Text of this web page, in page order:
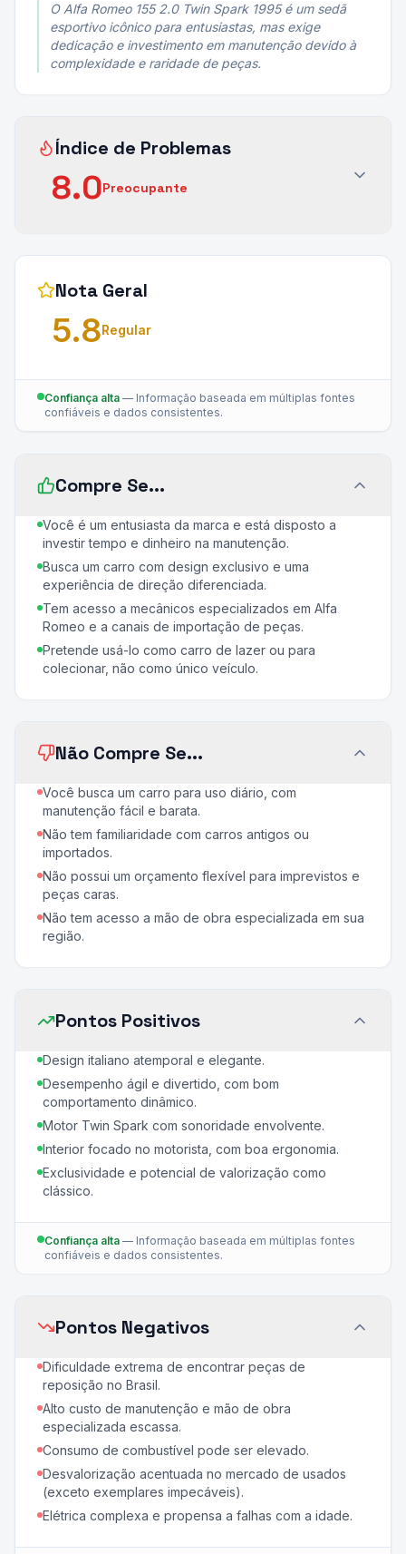
O Alfa Romeo 155 2.0 Twin Spark 1995 é um sedã
esportivo icônico para entusiastas, mas exige
dedicação e investimento em manutenção devido à
complexidade e raridade de peças.
Índice de Problemas
8.0Preocupante
Nota Geral
5.8Regular
Confiança alta — Informação baseada em múltiplas fontes
confiáveis e dados consistentes.
Compre Se...
Você é um entusiasta da marca e está disposto a
investir tempo e dinheiro na manutenção.
Busca um carro com design exclusivo e uma
experiência de direção diferenciada.
Tem acesso a mecânicos especializados em Alfa
Romeo e a canais de importação de peças.
Pretende usá-lo como carro de lazer ou para
colecionar, não como único veículo.
Não Compre Se...
Você busca um carro para uso diário, com
manutenção fácil e barata.
Não tem familiaridade com carros antigos ou
importados.
Não possui um orçamento flexível para imprevistos e
peças caras.
Não tem acesso a mão de obra especializada em sua
região.
Pontos Positivos
Design italiano atemporal e elegante.
Desempenho ágil e divertido, com bom
comportamento dinâmico.
Motor Twin Spark com sonoridade envolvente.
Interior focado no motorista, com boa ergonomia.
Exclusividade e potencial de valorização como
clássico.
Confiança alta — Informação baseada em múltiplas fontes
confiáveis e dados consistentes.
Pontos Negativos
Dificuldade extrema de encontrar peças de
reposição no Brasil.
Alto custo de manutenção e mão de obra
especializada escassa.
Consumo de combustível pode ser elevado.
Desvalorização acentuada no mercado de usados
(exceto exemplares impecáveis).
Elétrica complexa e propensa a falhas com a idade.